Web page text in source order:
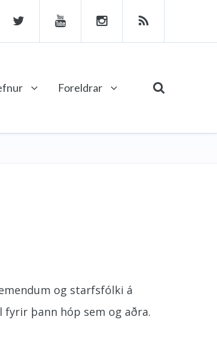
Foreldrar
og starfsfólki á
fyrir þann hóp sem og aðra.